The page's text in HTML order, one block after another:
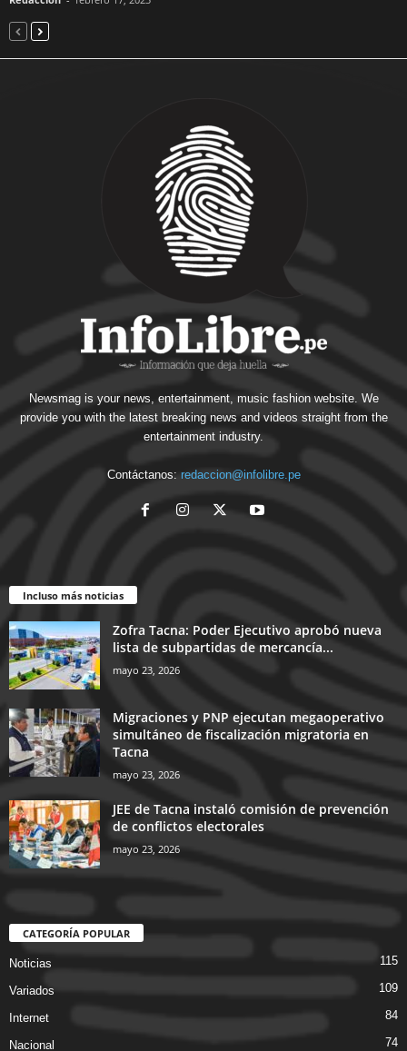
Newsmag is your news, entertainment, music fashion website. We
provide you with the latest breaking news and videos straight from the
entertainment industry.
Contáctanos: redaccion@infolibre.pe
Incluso más noticias
Zofra Tacna: Poder Ejecutivo aprobó nueva
lista de subpartidas de mercancía...
mayo 23, 2026
Migraciones y PNP ejecutan megaoperativo
simultáneo de fiscalización migratoria en
Tacna
mayo 23, 2026
JEE de Tacna instaló comisión de prevención
de conflictos electorales
mayo 23, 2026
CATEGORÍA POPULAR
Noticias 115
Variados 109
Internet 84
Nacional 74